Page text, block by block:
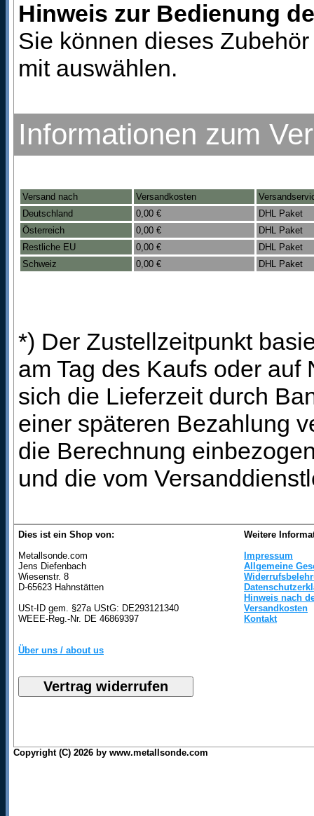
Hinweis zur Bedienung
Sie können dieses
mit auswählen.
Informationen zum
Versand nach Versandkosten
Deutschland
0,00 €
DHL Paket
Österreich
0,00 €
DHL Paket
Restliche EU
0,00 €
DHL Paket
Schweiz
0,00 € DHL Paket
*) Der Zustellzeitpunkt
am Tag des Kaufs oder
sich die Lieferzeit durch
einer späteren Bezahlung
die Berechnung
und die vom
Dies ist ein Shop von:
Metallsonde.com
Jens Diefenbach
Wiesenstr. 8
D-65623 Hahnstätten
USt-ID gem. §27a UStG: DE293121340
WEEE-Reg.-Nr. DE 46869397
Über uns / about us
Weitere
Impressum
Allgemeine
Hinweis nach
Versandkosten
Kontakt
Copyright (C) 2026 by www.metallsonde.com